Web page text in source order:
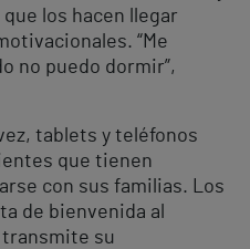
los hacen llegar
“Me
no puedo dormir”,
tablets y teléfonos
que tienen
con sus familias. Los
de bienvenida al
su